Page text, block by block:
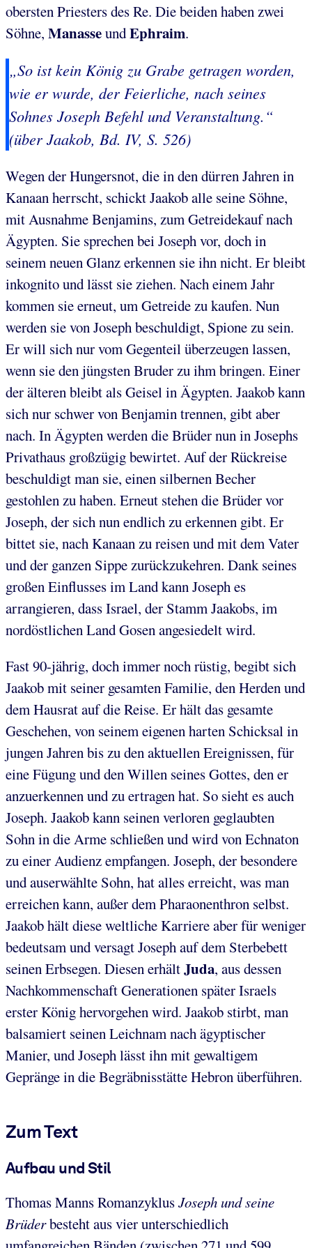
obersten Priesters des Re. Die beiden haben zwei
Söhne, ManasseundEphraim.
„So ist kein König zu Grabe getragen worden,
wie er wurde, der Feierliche, nach seines
Sohnes Joseph Befehl und Veranstaltung.“
(über Jaakob, Bd. IV, S. 526)
Wegen der Hungersnot, die in den dürren Jahren in
Kanaan herrscht, schickt Jaakob alle seine Söhne,
mit Ausnahme Benjamins, zum Getreidekauf nach
Ägypten. Sie sprechen bei Joseph vor, doch in
seinem neuen Glanz erkennen sie ihn nicht. Er bleibt
inkognito und lässt sie ziehen. Nach einem Jahr
kommen sie erneut, um Getreide zu kaufen. Nun
werden sie von Joseph beschuldigt, Spione zu sein.
Er will sich nur vom Gegenteil überzeugen lassen,
wenn sie den jüngsten Bruder zu ihm bringen. Einer
der älteren bleibt als Geisel in Ägypten. Jaakob kann
sich nur schwer von Benjamin trennen, gibt aber
nach. In Ägypten werden die Brüder nun in Josephs
Privathaus großzügig bewirtet. Auf der Rückreise
beschuldigt man sie, einen silbernen Becher
gestohlen zu haben. Erneut stehen die Brüder vor
Joseph, der sich nun endlich zu erkennen gibt. Er
bittet sie, nach Kanaan zu reisen und mit dem Vater
und der ganzen Sippe zurückzukehren. Dank seines
großen Einflusses im Land kann Joseph es
arrangieren, dass Israel, der Stamm Jaakobs, im
nordöstlichen Land Gosen angesiedelt wird.
Fast 90-jährig, doch immer noch rüstig, begibt sich
Jaakob mit seiner gesamten Familie, den Herden und
dem Hausrat auf die Reise. Er hält das gesamte
Geschehen, von seinem eigenen harten Schicksal in
jungen Jahren bis zu den aktuellen Ereignissen, für
eine Fügung und den Willen seines Gottes, den er
anzuerkennen und zu ertragen hat. So sieht es auch
Joseph. Jaakob kann seinen verloren geglaubten
Sohn in die Arme schließen und wird von Echnaton
zu einer Audienz empfangen. Joseph, der besondere
und auserwählte Sohn, hat alles erreicht, was man
erreichen kann, außer dem Pharaonenthron selbst.
Jaakob hält diese weltliche Karriere aber für weniger
bedeutsam und versagt Joseph auf dem Sterbebett
seinen Erbsegen. Diesen erhältJuda, aus dessen
Nachkommenschaft Generationen später Israels
erster König hervorgehen wird. Jaakob stirbt, man
balsamiert seinen Leichnam nach ägyptischer
Manier, und Joseph lässt ihn mit gewaltigem
Gepränge in die Begräbnisstätte Hebron überführen.
Zum Text
Aufbau und Stil
Thomas Manns RomanzyklusJoseph und seine
Brüderbesteht aus vier unterschiedlich